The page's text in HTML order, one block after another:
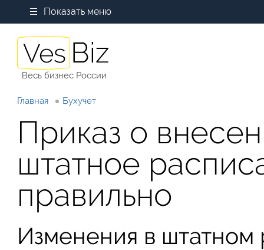
Показать меню
Весь бизнес России
Главная Бухучет
Приказ о
штатное
правильно
Изменения в штатном